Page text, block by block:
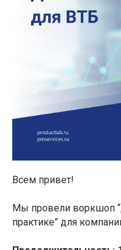
Всем привет!
Мы провели воркшоп
практике” для